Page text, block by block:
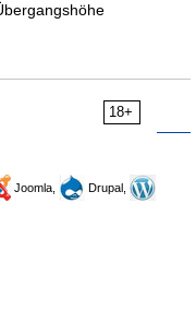
18+
Joomla,
Drupal,